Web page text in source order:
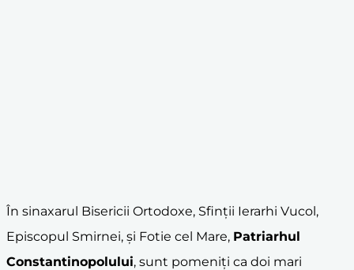
În sinaxarul Bisericii Ortodoxe, Sfinții Ierarhi Vucol,
Episcopul Smirnei, și Fotie cel Mare, Patriarhul
Constantinopolului, sunt pomeniți ca doi mari